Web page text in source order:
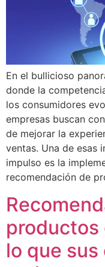
En el bullicioso
donde la
los consumidores
empresas buscan
de mejorar la
ventas. Una de esas
impulso es la
recomendación de
productos
lo que